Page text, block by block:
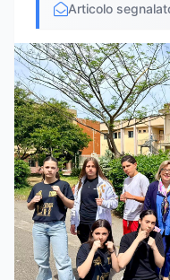
Articolo